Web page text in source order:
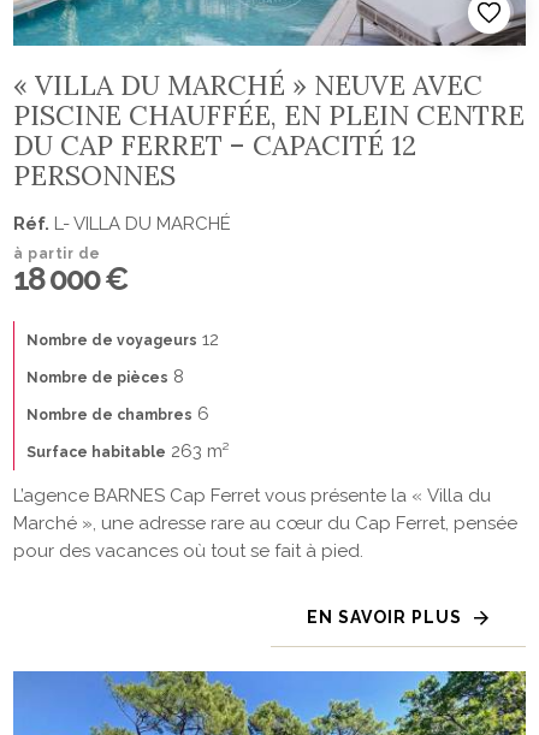
« VILLA DU MARCHÉ » NEUVE AVEC
PISCINE CHAUFFÉE, EN PLEIN CENTRE
DU CAP FERRET – CAPACITÉ 12
PERSONNES
Réf. L- VILLA DU MARCHÉ
à partir de
18 000 €
Nombre de voyageurs 12
Nombre de pièces 8
Nombre de chambres 6
Surface habitable 263 m²
L’agence BARNES Cap Ferret vous présente la « Villa du
Marché », une adresse rare au cœur du Cap Ferret, pensée
pour des vacances où tout se fait à pied.
EN SAVOIR PLUS